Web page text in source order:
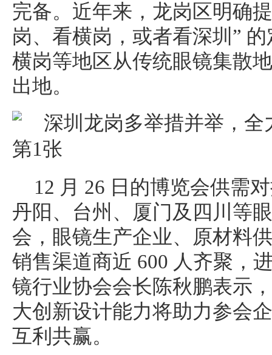
完备。近年来，龙岗区明确
岗、看横岗，或者看深圳”
横岗等地区从传统眼镜集散
出地。
12 月 26 日的博览会供需
丹阳、台州、厦门及四川等
会，眼镜生产企业、原材料
销售渠道商近 600 人齐聚，
镜行业协会会长陈秋鹏表示
大创新设计能力将助力参会
互利共赢。